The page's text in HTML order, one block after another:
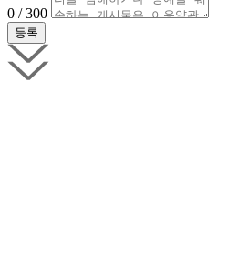
0 / 300